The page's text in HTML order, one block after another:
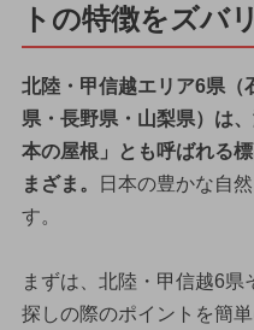
トの特徴をズバ
北陸・甲信越エリア6県（
県・長野県・山梨県）は
本の屋根」とも呼ばれる
まざま。
日本の豊かな自
す。
まずは、北陸・甲信越6
探しの際のポイントを簡単